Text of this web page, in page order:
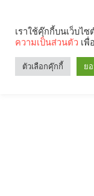
เราใช้คุ๊กกี้บนเว็บไ
ความเป็นส่วนตัว เพื่
ตัวเลือกคุ๊กกี้ ย